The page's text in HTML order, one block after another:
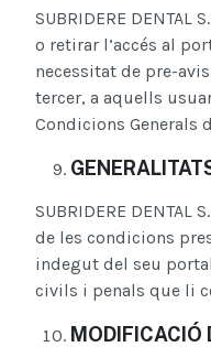
SUBRIDERE DENTAL
o retirar l’accés al
necessitat de pre-
tercer, a aquells
Condicions Generals
SUBRIDERE
de les condicions
indegut del seu
civils i penals que li
MODIFICACIÓ